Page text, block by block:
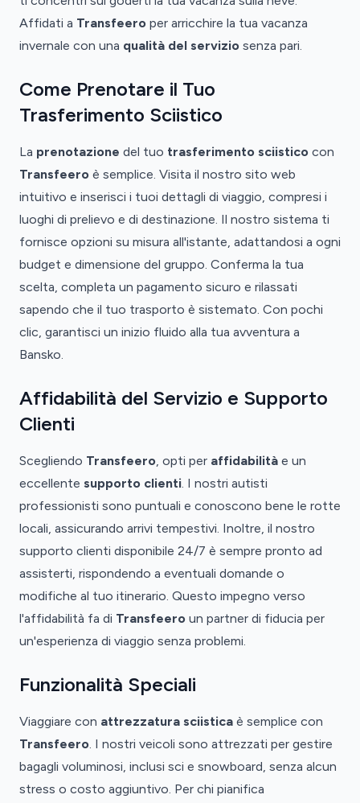
Affidati a Transfeero per arricchire la tua vacanza
invernale con una qualità del servizio senza pari.
Come Prenotare il Tuo
Trasferimento Sciistico
La prenotazione del tuo trasferimento sciistico con
Transfeero è semplice. Visita il nostro sito web
intuitivo e inserisci i tuoi dettagli di viaggio, compresi i
luoghi di prelievo e di destinazione. Il nostro sistema ti
fornisce opzioni su misura all'istante, adattandosi a ogni
budget e dimensione del gruppo. Conferma la tua
scelta, completa un pagamento sicuro e rilassati
sapendo che il tuo trasporto è sistemato. Con pochi
clic, garantisci un inizio fluido alla tua avventura a
Bansko.
Affidabilità del Servizio e Supporto
Clienti
Scegliendo Transfeero, opti per affidabilità e un
eccellente supporto clienti. I nostri autisti
professionisti sono puntuali e conoscono bene le rotte
locali, assicurando arrivi tempestivi. Inoltre, il nostro
supporto clienti disponibile 24/7 è sempre pronto ad
assisterti, rispondendo a eventuali domande o
modifiche al tuo itinerario. Questo impegno verso
l'affidabilità fa di Transfeero un partner di fiducia per
un'esperienza di viaggio senza problemi.
Funzionalità Speciali
Viaggiare con attrezzatura sciistica è semplice con
Transfeero. I nostri veicoli sono attrezzati per gestire
bagagli voluminosi, inclusi sci e snowboard, senza alcun
stress o costo aggiuntivo. Per chi pianifica